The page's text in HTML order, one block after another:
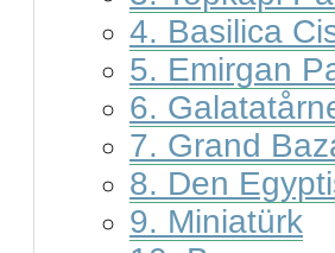
4. Basilica
5. Emirgan
6.
7. Grand
8. Den
9. Miniatürk